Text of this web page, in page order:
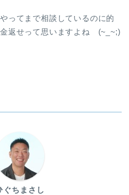
ってまで相談しているのに的
返せって思いますよね (~_~;)
ぐちまさし